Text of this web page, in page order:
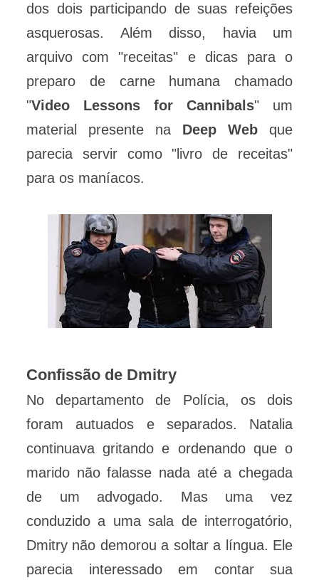
dos dois participando de suas refeições
asquerosas. Além disso, havia um
arquivo com "receitas" e dicas para o
preparo de carne humana chamado
"Video Lessons for Cannibals" um
material presente na Deep Web que
parecia servir como "livro de receitas"
para os maníacos.
Confissão de Dmitry
No departamento de Polícia, os dois
foram autuados e separados. Natalia
continuava gritando e ordenando que o
marido não falasse nada até a chegada
de um advogado. Mas uma vez
conduzido a uma sala de interrogatório,
Dmitry não demorou a soltar a língua. Ele
parecia interessado em contar sua